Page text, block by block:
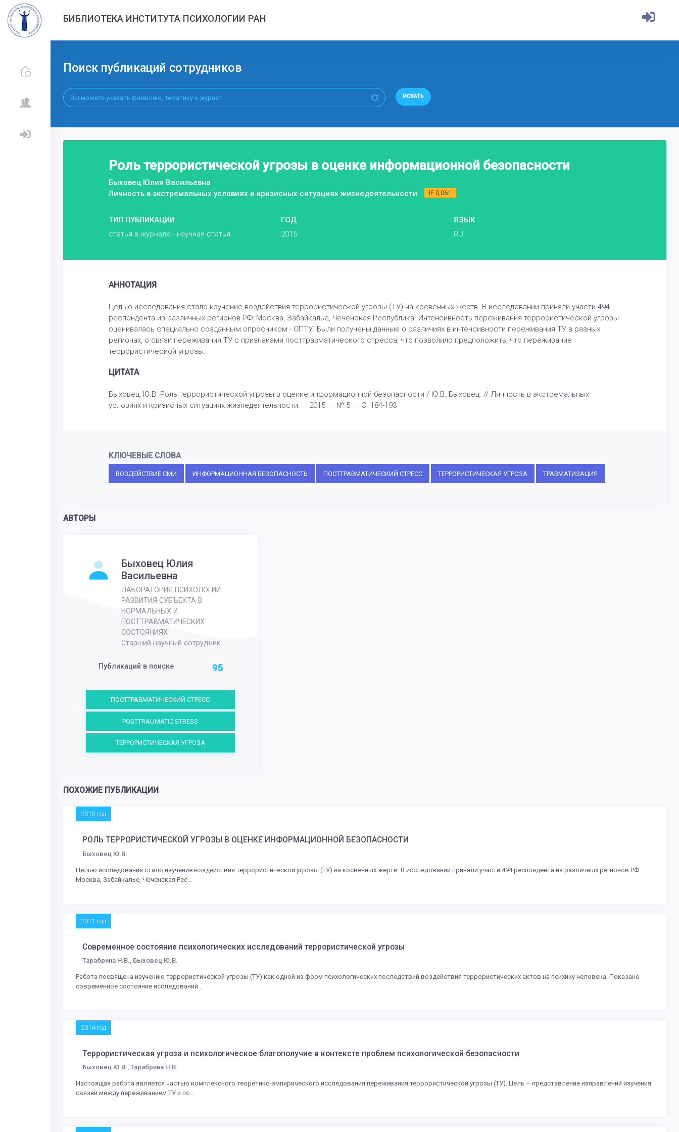
БИБЛИОТЕКА ИНСТИТУТА ПСИХОЛОГИИ РАН
Поиск публикаций сотрудников
ИСКАТЬ
Роль террористической угрозы в оценке информационной безопасности
Быховец Юлия Васильевна
Личность в экстремальных условиях и кризисных ситуациях жизнедеятельности
IF 0,061
ТИП ПУБЛИКАЦИИ
статья в журнале - научная статья
ГОД
2015
ЯЗЫК
RU
АННОТАЦИЯ
Целью исследования стало изучение воздействия террористической угрозы (ТУ) на косвенных жертв. В исследовании приняли участи 494
респондента из различных регионов РФ: Москва, Забайкалье, Чеченская Республика. Интенсивность переживания террористической угрозы
оценивалась специально созданным опросником - ОПТУ. Были получены данные о различиях в интенсивности переживания ТУ в разных
регионах, о связи переживания ТУ с признаками посттравматического стресса, что позволило предположить, что переживание
террористической угрозы.
ЦИТАТА
Быховец, Ю.В. Роль террористической угрозы в оценке информационной безопасности / Ю.В. Быховец. // Личность в экстремальных
условиях и кризисных ситуациях жизнедеятельности. – 2015. – № 5. – С. 184-193
КЛЮЧЕВЫЕ СЛОВА
ВОЗДЕЙСТВИЕ СМИ ИНФОРМАЦИОННАЯ БЕЗОПАСНОСТЬ ПОСТТРАВМАТИЧЕСКИЙ СТРЕСС ТЕРРОРИСТИЧЕСКАЯ УГРОЗА ТРАВМАТИЗАЦИЯ
АВТОРЫ
Быховец Юлия
Васильевна
ЛАБОРАТОРИЯ ПСИХОЛОГИИ
РАЗВИТИЯ СУБЪЕКТА В
НОРМАЛЬНЫХ И
ПОСТТРАВМАТИЧЕСКИХ
СОСТОЯНИЯХ
Старший научный сотрудник
Публикаций в поиске 95
ПОСТТРАВМАТИЧЕСКИЙ СТРЕСС
POSTTRAUMATIC STRESS
ТЕРРОРИСТИЧЕСКАЯ УГРОЗА
ПОХОЖИЕ ПУБЛИКАЦИИ
2015 год
РОЛЬ ТЕРРОРИСТИЧЕСКОЙ УГРОЗЫ В ОЦЕНКЕ ИНФОРМАЦИОННОЙ БЕЗОПАСНОСТИ
Быховец Ю.В.
Целью исследования стало изучение воздействия террористической угрозы (ТУ) на косвенных жертв. В исследовании приняли участи 494 респондента из различных регионов РФ:
Москва, Забайкалье, Чеченская Рес...
2011 год
Современное состояние психологических исследований террористической угрозы
Тарабрина Н.В., Быховец Ю.В.
Работа посвящена изучению террористической угрозы (ТУ) как одной из форм психологических последствий воздействия террористических актов на психику человека. Показано
современное состояние исследований...
2014 год
Террористическая угроза и психологическое благополучие в контексте проблем психологической безопасности
Быховец Ю.В., Тарабрина Н.В.
Настоящая работа является частью комплексного теоретико-эмпирического исследования переживания террористической угрозы (ТУ). Цель – представление направлений изучения
связей между переживанием ТУ и пс...